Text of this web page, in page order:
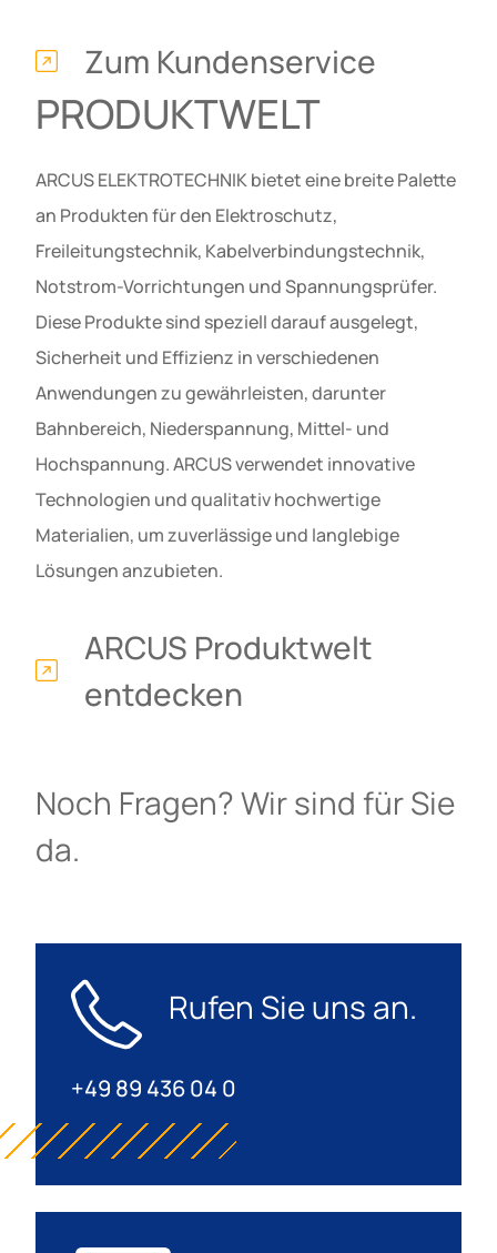
Zum Kundenservice
PRODUKTWELT
ARCUS ELEKTROTECHNIK bietet eine breite Palette
an Produkten für den Elektroschutz,
Freileitungstechnik, Kabelverbindungstechnik,
Notstrom-Vorrichtungen und Spannungsprüfer.
Diese Produkte sind speziell darauf ausgelegt,
Sicherheit und Effizienz in verschiedenen
Anwendungen zu gewährleisten, darunter
Bahnbereich, Niederspannung, Mittel- und
Hochspannung. ARCUS verwendet innovative
Technologien und qualitativ hochwertige
Materialien, um zuverlässige und langlebige
Lösungen anzubieten.
ARCUS Produktwelt
entdecken
Noch Fragen? Wir sind für Sie
da.
Rufen Sie uns an.
+49 89 436 04 0